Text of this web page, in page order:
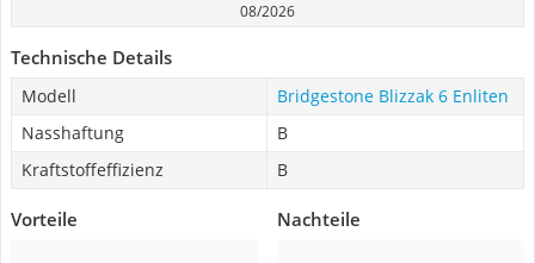
08/2026
Technische Details
Modell
Bridgestone Blizzak 6 Enliten
Nasshaftung
B
Kraftstoffeffizienz
B
Vorteile Nachteile